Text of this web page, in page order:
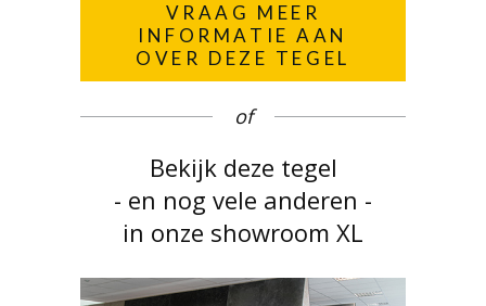
VRAAG MEER
INFORMATIE AAN
OVER DEZE TEGEL
of
Bekijk deze tegel
- en nog vele anderen -
in onze showroom XL